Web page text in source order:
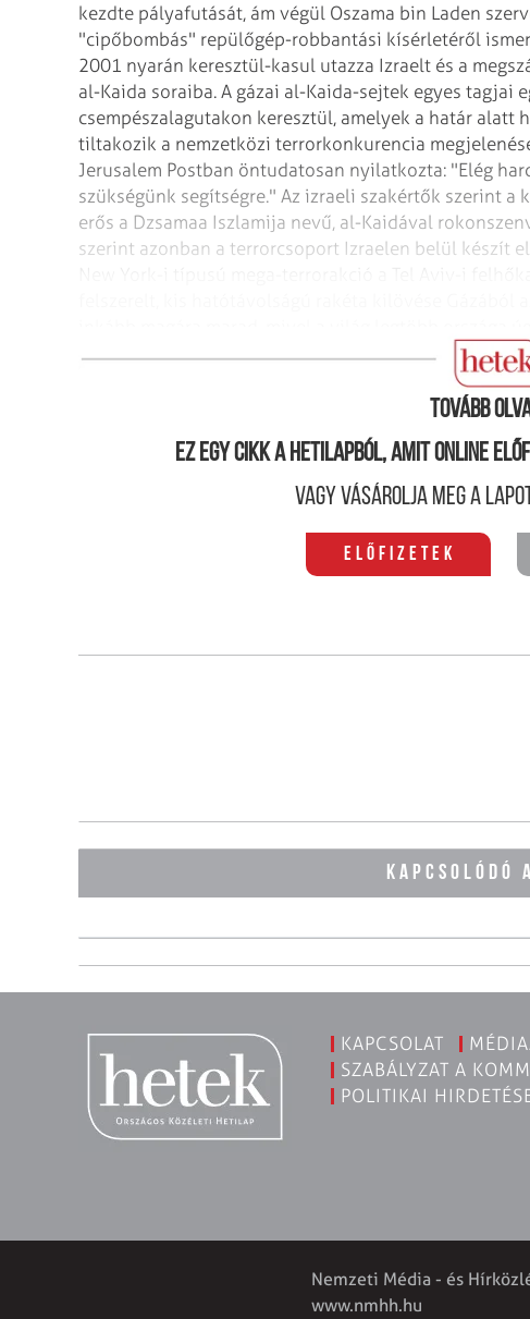
kezdte pályafutását, ám végül Oszama bin Laden
"cipőbombás" repülőgép-robbantási kísérletéről
2001 nyarán keresztül-kasul utazza Izraelt és a
al-Kaida soraiba. A gázai al-Kaida-sejtek egyes
csempészalagutakon keresztül, amelyek a határ alatt
tiltakozik a nemzetközi terrorkonkurencia
Jerusalem Postban öntudatosan nyilatkozta: "Elég
szükségünk segítségre." Az izraeli szakértők szerint a
erős a Dzsamaa Iszlamija nevű, al-Kaidával
szerint azonban a terrorcsoport Izraelen belül készít
célpontjává válhat, ha szolidaritást mutat Izrael iránt.
Tovább
Ez egy cikk a hetilapból, amit online
Vagy vásárolja meg a
Előfizetek
KAPCSOLÓDÓ
KAPCSOLAT
SZABÁLYZAT A
POLITIKAI
Nemzeti Média - és
www.nmhh.hu